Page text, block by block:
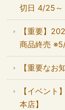
切日 4/25～
【重要】
商品終売
【重要なお
【イベン
本店】